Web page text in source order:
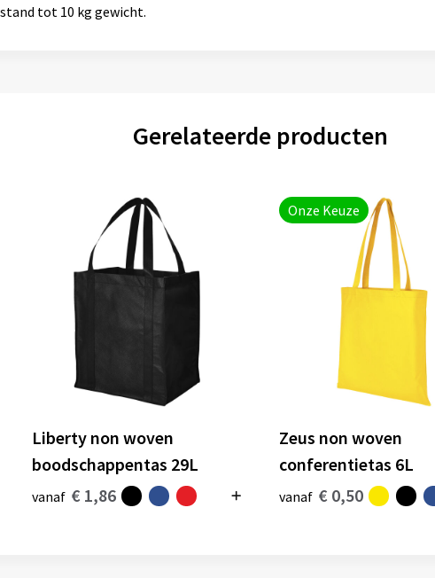
tot 10 kg gewicht.
Gerelateerde producten
Liberty non woven
boodschappentas 29L
vanaf € 1,86
Onze Keuze
Zeus non woven
conferentietas 6L
vanaf € 0,50